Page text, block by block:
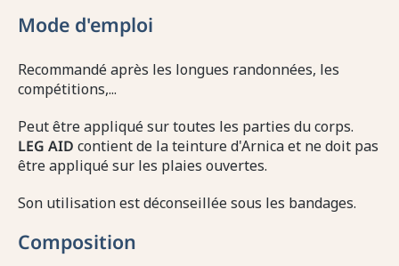
Mode d'emploi
Recommandé après les longues randonnées, les
compétitions,...
Peut être appliqué sur toutes les parties du corps.
LEG AID contient de la teinture d'Arnica et ne doit pas
être appliqué sur les plaies ouvertes.
Son utilisation est déconseillée sous les bandages.
Composition